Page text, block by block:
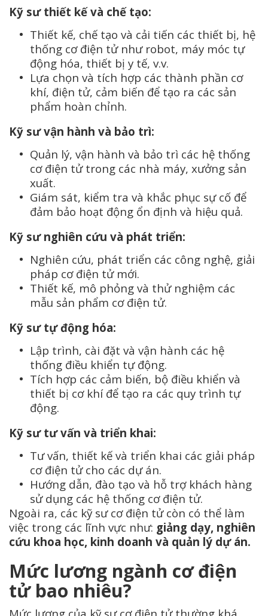
Kỹ sư thiết kế và chế tạo:
Thiết kế, chế tạo và cải tiến các thiết bị, hệ
thống cơ điện tử như robot, máy móc tự
động hóa, thiết bị y tế, v.v.
Lựa chọn và tích hợp các thành phần cơ
khí, điện tử, cảm biến để tạo ra các sản
phẩm hoàn chỉnh.
Kỹ sư vận hành và bảo trì:
Quản lý, vận hành và bảo trì các hệ thống
cơ điện tử trong các nhà máy, xưởng sản
xuất.
Giám sát, kiểm tra và khắc phục sự cố để
đảm bảo hoạt động ổn định và hiệu quả.
Kỹ sư nghiên cứu và phát triển:
Nghiên cứu, phát triển các công nghệ, giải
pháp cơ điện tử mới.
Thiết kế, mô phỏng và thử nghiệm các
mẫu sản phẩm cơ điện tử.
Kỹ sư tự động hóa:
Lập trình, cài đặt và vận hành các hệ
thống điều khiển tự động.
Tích hợp các cảm biến, bộ điều khiển và
thiết bị cơ khí để tạo ra các quy trình tự
động.
Kỹ sư tư vấn và triển khai:
Tư vấn, thiết kế và triển khai các giải pháp
cơ điện tử cho các dự án.
Hướng dẫn, đào tạo và hỗ trợ khách hàng
sử dụng các hệ thống cơ điện tử.
Ngoài ra, các kỹ sư cơ điện tử còn có thể làm
việc trong các lĩnh vực như: giảng dạy, nghiên
cứu khoa học, kinh doanh và quản lý dự án.
Mức lương ngành cơ điện
tử bao nhiêu?